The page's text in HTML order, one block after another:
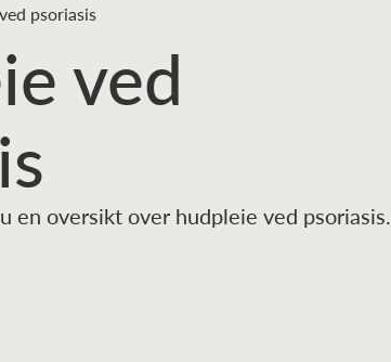
psoriasis
ved
en oversikt over hudpleie ved psoriasis.